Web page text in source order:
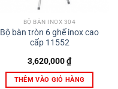
BỘ BÀN INOX 304
Bộ bàn tròn 6 ghế inox cao
cấp 11552
3,620,000₫
THÊM VÀO GIỎ HÀNG